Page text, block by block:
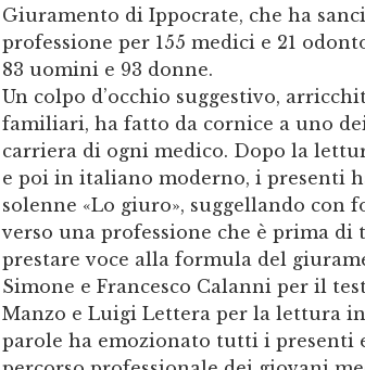
Giuramento di Ippocrate, che ha
professione per 155 medici e 21
83 uomini e 93 donne.
Un colpo d’occhio suggestivo,
familiari, ha fatto da cornice a uno
carriera di ogni medico. Dopo la
e poi in italiano moderno, i presenti
solenne «Lo giuro», suggellando con
verso una professione che è prima di
prestare voce alla formula del
Simone e Francesco Calanni per il
Manzo e Luigi Lettera per la lettura
parole ha emozionato tutti i presenti